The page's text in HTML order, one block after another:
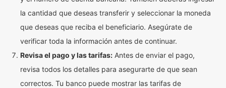
la cantidad que deseas transferir y seleccionar la moneda
que deseas que reciba el beneficiario. Asegúrate de
verificar toda la información antes de continuar.
Revisa el pago y las tarifas: Antes de enviar el pago,
revisa todos los detalles para asegurarte de que sean
correctos. Tu banco puede mostrar las tarifas de